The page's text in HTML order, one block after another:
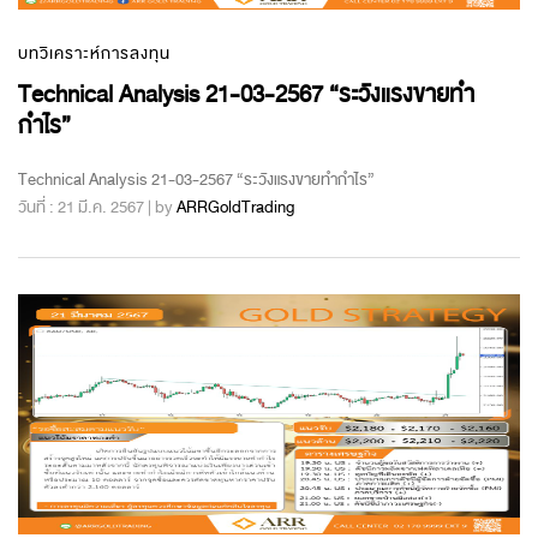
บทวิเคราะห์การลงทุน
Technical Analysis 21-03-2567 “ระวังแรงขายทำ
กำไร”
Technical Analysis 21-03-2567 “ระวังแรงขายทำกำไร”
วันที่ : 21 มี.ค. 2567 | byARRGoldTrading